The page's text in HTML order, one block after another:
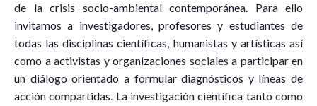
de la crisis socio-ambiental contemporánea. Para ello
invitamos a investigadores, profesores y estudiantes de
todas las disciplinas científicas, humanistas y artísticas así
como a activistas y organizaciones sociales a participar en
un diálogo orientado a formular diagnósticos y líneas de
acción compartidas. La investigación científica tanto como